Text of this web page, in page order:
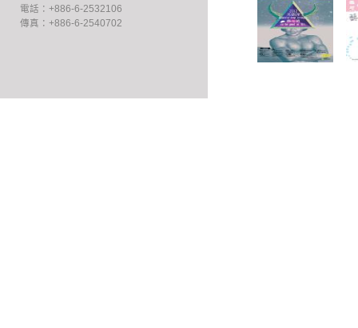
電話：+886-6-2532106
傳真：+886-6-2540702